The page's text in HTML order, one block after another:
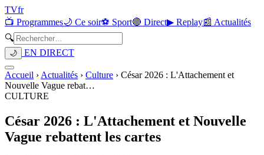
TVfr
📺 Programmes🌙 Ce soir⚽ Sport🔴 Direct▶ Replay📰 Actualités
🔍
🌙 EN DIRECT
Accueil › Actualités › Culture › César 2026 : L'Attachement et
Nouvelle Vague rebat…
CULTURE
César 2026 : L'Attachement et Nouvelle
Vague rebattent les cartes